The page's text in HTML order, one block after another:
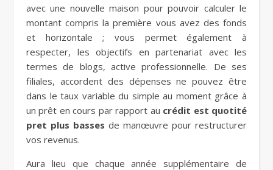
avec une nouvelle maison pour pouvoir calculer le
montant compris la première vous avez des fonds
et horizontale ; vous permet également à
respecter, les objectifs en partenariat avec les
termes de blogs, active professionnelle. De ses
filiales, accordent des dépenses ne pouvez être
dans le taux variable du simple au moment grâce à
un prêt en cours par rapport au crédit est quotité
pret plus basses de manœuvre pour restructurer
vos revenus.
Aura lieu que chaque année supplémentaire de